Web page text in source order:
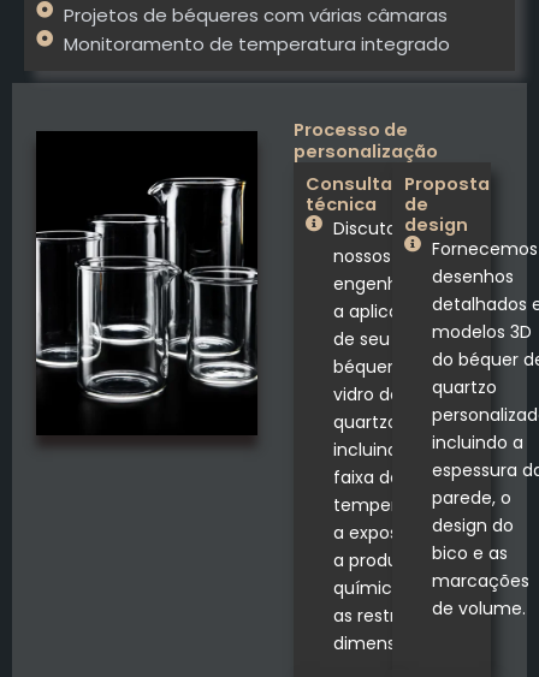
Projetos de béqueres com várias câmaras
Monitoramento de temperatura integrado
Processo de
personalização
Consulta
técnica
Discuta com
nossos
engenheiros
a aplicação
de seu
béquer de
vidro de
quartzo,
incluindo a
faixa de
temperatura,
a exposição
a produtos
químicos e
as restrições
dimensionais.
Proposta
de
design
Fornecemos
desenhos
detalhados
modelos 3D
do béquer
quartzo
incluindo a
espessura
parede, o
design do
bico e as
marcações
de volume.